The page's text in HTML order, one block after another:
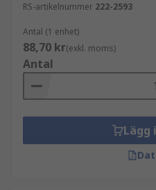
erbjuda säker och
möjliggöra smidig
Förlängningskablar
bygg- och
industriella miljöer
verkstäder och service
RS-artikelnummer 222-2593
Antal (1 enhet)
88,70 kr(exkl. moms)
Antal
Lägg